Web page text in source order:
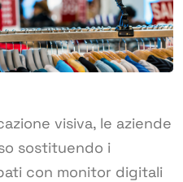
visiva, le aziende
sostituendo i
con monitor digitali